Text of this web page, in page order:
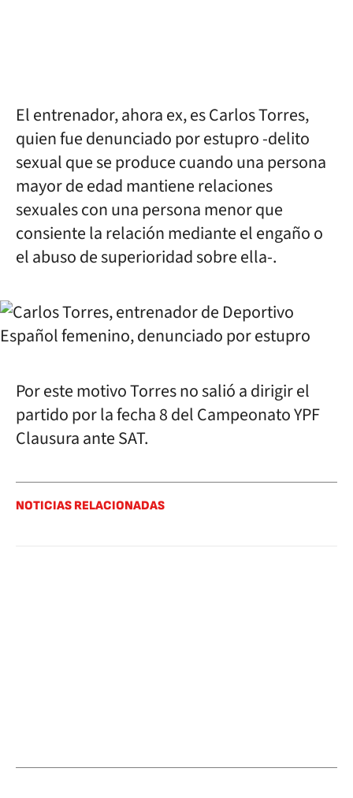
El entrenador, ahora ex, es Carlos Torres,
quien fue denunciado por estupro -delito
sexual que se produce cuando una persona
mayor de edad mantiene relaciones
sexuales con una persona menor que
consiente la relación mediante el engaño o
el abuso de superioridad sobre ella-.
Por este motivo Torres no salió a dirigir el
partido por la fecha 8 del Campeonato YPF
Clausura ante SAT.
NOTICIAS RELACIONADAS